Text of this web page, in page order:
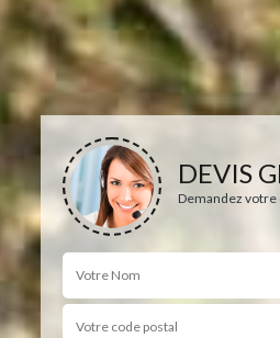
DEVIS
Demandez